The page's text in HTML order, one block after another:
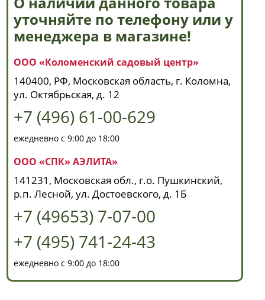
уточняйте по телефону или у
менеджера в магазине!
ООО «Коломенский садовый центр»
140400, РФ, Московская область, г. Коломна,
ул. Октябрьская, д. 12
+7 (496) 61-00-629
ежедневно с 9:00 до 18:00
ООО «СПК» АЭЛИТА»
141231, Московская обл., г.о. Пушкинский,
р.п. Лесной, ул. Достоевского, д. 1Б
+7 (49653) 7-07-00
+7 (495) 741-24-43
ежедневно с 9:00 до 18:00